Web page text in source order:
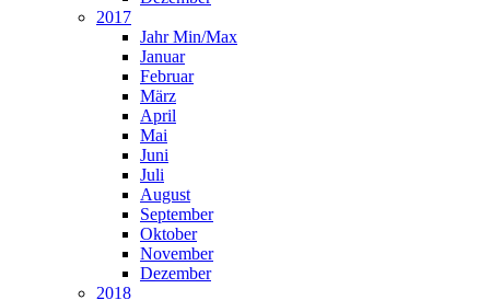
2017
Jahr Min/Max
Januar
Februar
März
April
Mai
Juni
Juli
August
September
Oktober
November
Dezember
2018